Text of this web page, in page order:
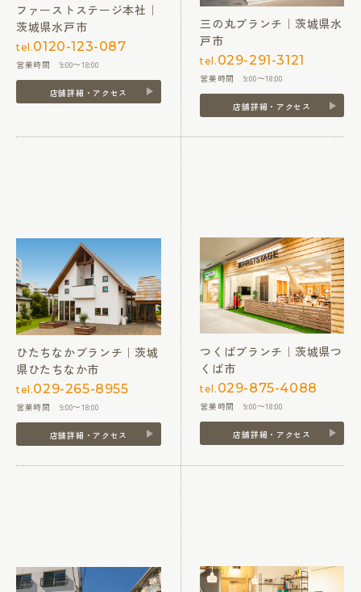
ファーストステージ本社｜
茨城県水戸市
tel.0120-123-087
営業時間 9:00〜18:00
店舗詳細・アクセス
三の丸ブランチ｜茨城県水
戸市
tel. 029-291-3121
営業時間 9:00〜18:00
店舗詳細・アクセス
ひたちなかブランチ｜茨城
県ひたちなか市
tel.029-265-8955
営業時間 9:00〜18:00
店舗詳細・アクセス
つくばブランチ｜茨城県つ
くば市
tel. 029-875-4088
営業時間 9:00〜18:00
店舗詳細・アクセス